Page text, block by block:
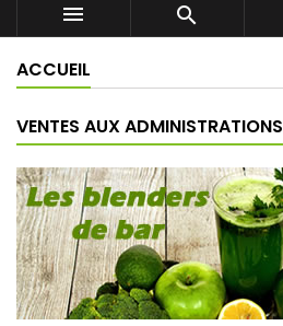
 
ACCUEIL
VENTES AUX ADMINISTRATIONS